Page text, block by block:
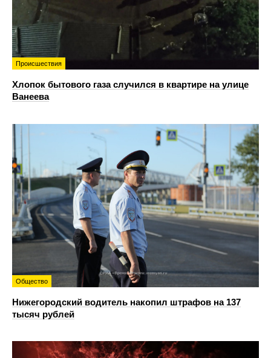
Происшествия
Хлопок бытового газа случился в квартире на улице
Ванеева
Общество
Нижегородский водитель накопил штрафов на 137
тысяч рублей